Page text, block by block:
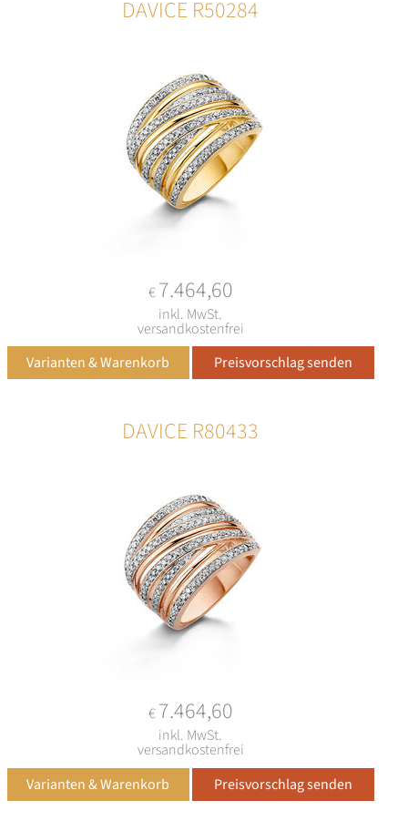
DAVICE R50284
€7.464,60
inkl. MwSt.
versandkostenfrei
DAVICE R80433
€7.464,60
inkl. MwSt.
versandkostenfrei